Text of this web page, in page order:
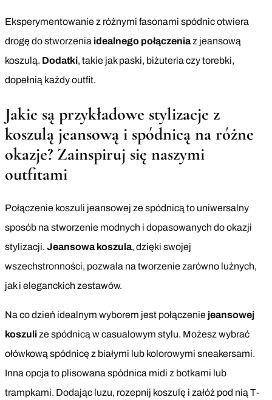
Eksperymentowanie z różnymi fasonami spódnic otwiera
drogę do stworzenia idealnego połączeniaz jeansową
koszulą. Dodatki, takie jak paski, biżuteria czy torebki,
dopełnią każdy outfit.
Jakie są przykładowe stylizacje z
koszulą jeansową i spódnicą na różne
okazje? Zainspiruj się naszymi
outfitami
Połączenie koszuli jeansowej ze spódnicą to uniwersalny
sposób na stworzenie modnych i dopasowanych do okazji
stylizacji. Jeansowa koszula, dzięki swojej
wszechstronności, pozwala na tworzenie zarówno luźnych,
jak i eleganckich zestawów.
Na co dzień idealnym wyborem jest połączenie jeansowej
koszulize spódnicą w casualowym stylu. Możesz wybrać
ołówkową spódnicę z białymi lub kolorowymi sneakersami.
Inna opcja to plisowana spódnica midi z botkami lub
trampkami. Dodając luzu, rozepnij koszulę i załóż pod nią T-